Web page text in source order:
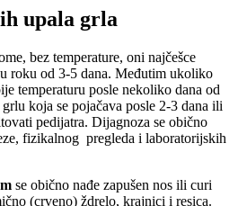
upala grla
bez temperature, oni najčešce
roku od 3-5 dana. Međutim ukoliko
temperaturu posle nekoliko dana od
koja se pojačava posle 2-3 dana ili
pedijatra. Dijagnoza se obično
fizikalnog pregleda i laboratorijskih
se obično nađe zapušen nos ili curi
(crveno) ždrelo, krajnici i resica.